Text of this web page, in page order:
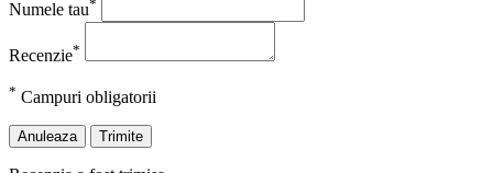
Numele tau*
Recenzie*
* Campuri obligatorii
Anuleaza Trimite